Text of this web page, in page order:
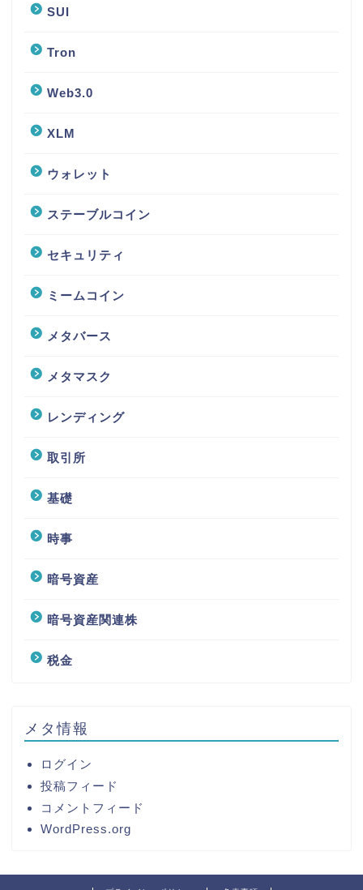
SUI
Tron
Web3.0
XLM
ウォレット
ステーブルコイン
セキュリティ
ミームコイン
メタバース
メタマスク
レンディング
取引所
基礎
時事
暗号資産
暗号資産関連株
税金
メタ情報
ログイン
投稿フィード
コメントフィード
WordPress.org